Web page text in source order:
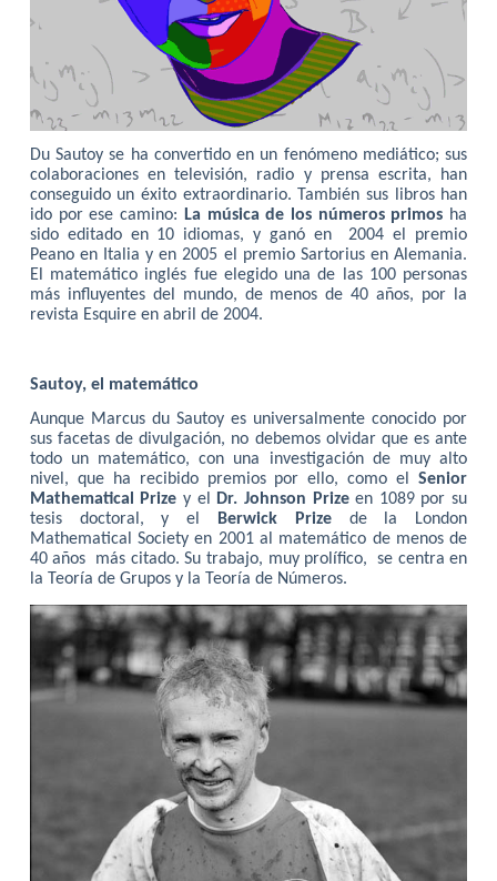
Du Sautoy se ha convertido en un fenómeno mediático; sus
colaboraciones en televisión, radio y prensa escrita, han
conseguido un éxito extraordinario. También sus libros han
ido por ese camino: La música de los números primos ha
sido editado en 10 idiomas, y ganó en
2004 el premio
Peano en Italia y en 2005 el premio Sartorius en Alemania.
El matemático inglés fue elegido una de las 100 personas
más influyentes del mundo, de menos de 40 años, por la
revista Esquire en abril de 2004.
Sautoy, el matemático
Aunque Marcus du Sautoy es universalmente conocido por
sus facetas de divulgación, no debemos olvidar que es ante
todo un matemático, con una investigación de muy alto
nivel, que ha recibido premios por ello, como elSenior
Mathematical Prize y el Dr. Johnson Prizeen 1089 por su
tesis doctoral, y el Berwick Prizede la London
Mathematical Society en 2001 al matemático de menos de
40 años
más citado. Su trabajo, muy prolífico,
se centra en
la Teoría de Grupos y la Teoría de Números.